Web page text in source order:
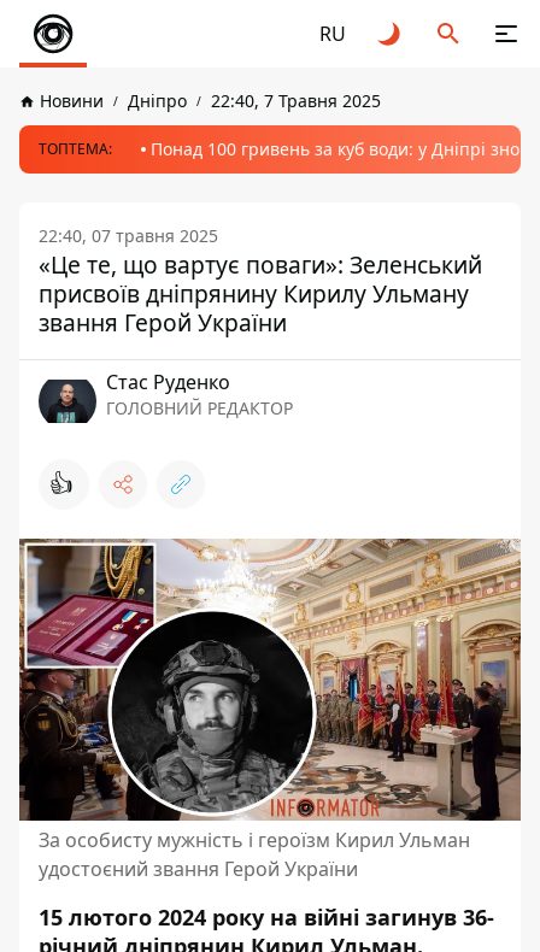
RU
Новини Дніпро 22:40, 7 Травня 2025
ТОПТЕМА: Понад 100 гривень за куб води: у Дніпрі
22:40, 07 травня 2025
«Це те, що вартує поваги»: Зеленський
присвоїв дніпрянину Кирилу Ульману
звання Герой України
Стас Руденко
ГОЛОВНИЙ РЕДАКТОР
👍
За особисту мужність і героїзм Кирил Ульман
удостоєний звання Герой України
15 лютого 2024 року на війні загинув 36-
річний дніпрянин Кирил Ульман.